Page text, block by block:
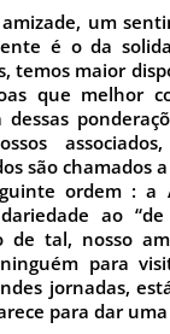
um
é o da
temos maior
que melhor
são chamados
ordem : a
ao
de tal, nosso
para
jornadas,
para dar uma